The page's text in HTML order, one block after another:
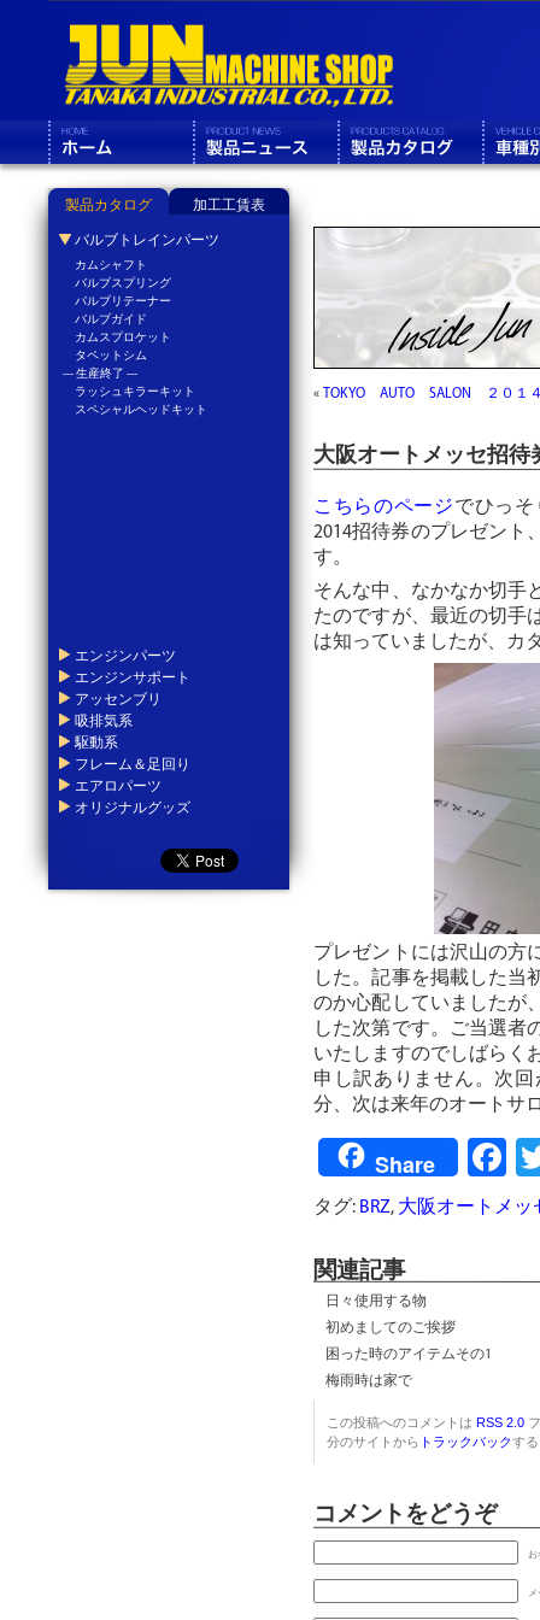
« TOKYO AUTO SALON ２０１
大阪オートメッセ招待
こちらのページでひっ
2014招待券のプレゼント
す。
そんな中、なかなか切手
たのですが、最近の切手
は知っていましたが、カ
プレゼントには沢山の方
した。記事を掲載した当
のか心配していましたが
した次第です。ご当選者
いたしますのでしばらく
申し訳ありません。次
分、次は来年のオートサ
Share
タグ: BRZ, 大阪オートメッ
関連記事
日々使用する物
初めましてのご挨拶
困った時のアイテムその1
梅雨時は家で
この投稿へのコメントはRSS 2.0
分のサイトから トラックバックす
コメントをどうぞ
お
製品カタログ 加工工賃表
バルブトレインパーツ
カムシャフト
バルブスプリング
バルブリテーナー
バルブガイド
カムスプロケット
タペットシム
--- 生産終了 ---
ラッシュキラーキット
スペシャルヘッドキット
エンジンパーツ
エンジンサポート
アッセンブリ
吸排気系
駆動系
フレーム＆足回り
エアロパーツ
オリジナルグッズ